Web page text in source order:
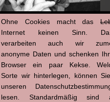
Ohne Cookies macht das
Internet keinen Sinn.
verarbeiten auch wir
anonyme Daten und schenken
Browser ein paar Kekse.
Sorte wir hinterlegen, können
unseren
lesen. Standardmäßig sind